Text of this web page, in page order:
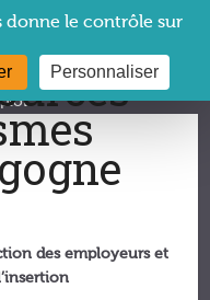
→
des employeurs et
donne le contrôle sur
Personnaliser